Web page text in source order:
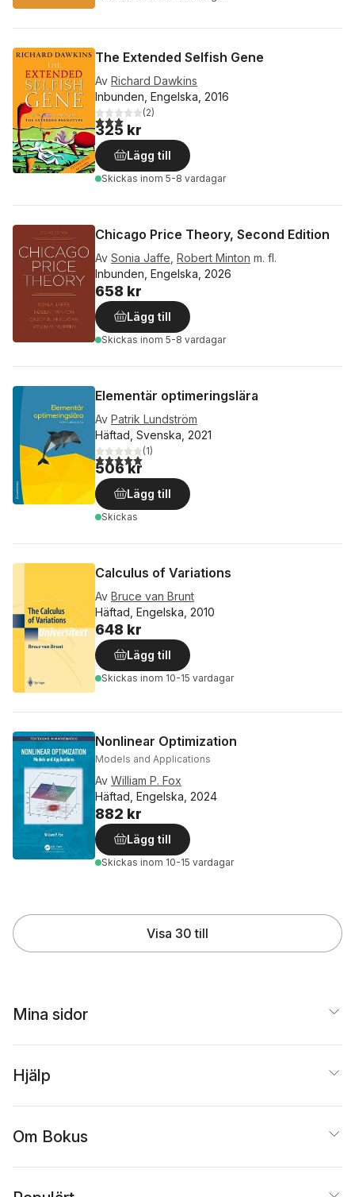
The Extended Selfish Gene
Av Richard Dawkins
Inbunden, Engelska, 2016
3,0utav 5 stjärnor. Totalt antal röster:
(2)
325 kr
Lägg till
Skickas inom 5-8 vardagar
Chicago Price Theory, Second Edition
Av Sonia Jaffe Robert Minton m. fl.
Inbunden, Engelska, 2026
658 kr
Lägg till
Skickas inom 5-8 vardagar
Elementär optimeringslära
Av Patrik Lundström
Häftad, Svenska, 2021
5,0utav 5 stjärnor. Totalt antal röster:
(1)
506 kr
Lägg till
Skickas
Calculus of Variations
Av Bruce van Brunt
Häftad, Engelska, 2010
648 kr
Lägg till
Skickas inom 10-15 vardagar
Nonlinear Optimization
Models and Applications
Av William P. Fox
Häftad, Engelska, 2024
882 kr
Lägg till
Skickas inom 10-15 vardagar
Visa 30 till
Mina sidor
Hjälp
Om Bokus